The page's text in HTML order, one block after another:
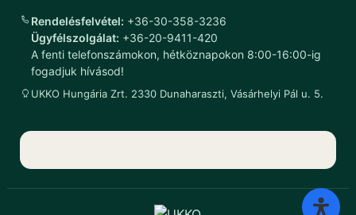
Rendelésfelvétel: +36-30-358-3236
Ügyfélszolgálat: +36-20-9411-420
A fenti telefonszámokon, hétköznapokon 8:00-16:00-ig
fogadjuk hívásod!
UKKO Hungária Zrt. 2330 Dunaharaszti, Vásárhelyi Pál u. 5.